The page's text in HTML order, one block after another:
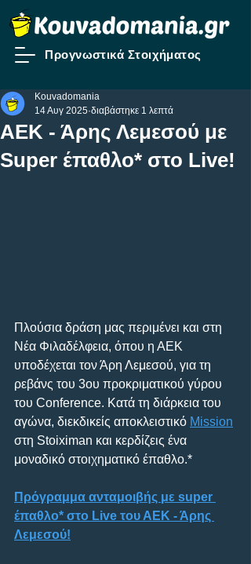
Προγνωστικά Στοιχήματος
ΑΕΚ - Άρης Λεμεσού με
Super έπαθλο* στο Live!
Kouvadomania
14 Αυγ 2025 διαβάστηκε 1 λεπτά
Πλούσια δράση μας περιμένει και στη
Νέα Φιλαδέλφεια, όπου η ΑΕΚ
υποδέχεται τον Άρη Λεμεσού, για τη
ρεβάνς του 3ου προκριματικού γύρου
του Conference. Κατά τη διάρκεια του
αγώνα, διεκδικείς αποκλειστικό Mission
στη Stoiximan και κερδίζεις ένα
μοναδικό στοιχηματικό έπαθλο.*
Πρόγραμμα ανταμοιβής με super
έπαθλο* στο Live του ΑΕΚ - Άρης
Λεμεσού!